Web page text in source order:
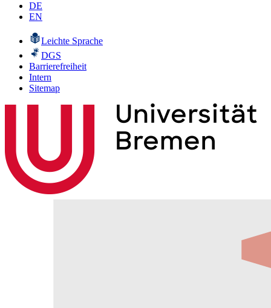
DE
EN
Leichte Sprache
DGS
Barrierefreiheit
Intern
Sitemap